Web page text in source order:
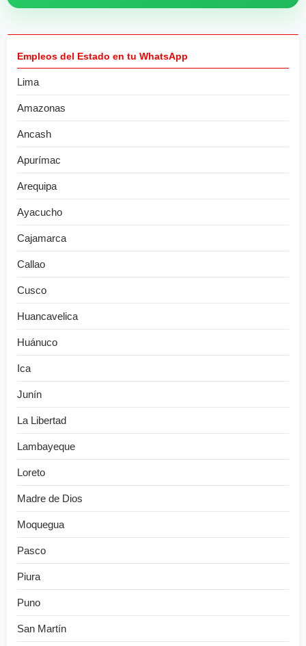
Empleos del Estado en tu WhatsApp
Lima
Amazonas
Ancash
Apurímac
Arequipa
Ayacucho
Cajamarca
Callao
Cusco
Huancavelica
Huánuco
Ica
Junín
La Libertad
Lambayeque
Loreto
Madre de Dios
Moquegua
Pasco
Piura
Puno
San Martín